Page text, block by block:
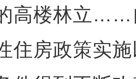
高楼林立……
住房政策实